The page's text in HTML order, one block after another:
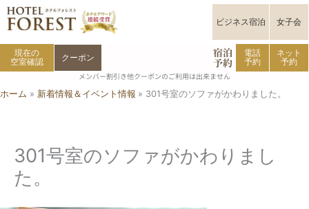
内
容
プ
ビジネス宿泊 女子会
現在の
空室確認
クーポン 宿泊
予約
電話
予約
ネット
予約
メンバー割引き他クーポンのご利用は出来ません
ホーム
新着情報＆イベント情報 301号室のソファがかわりました。
301号室のソファがかわりまし
た。